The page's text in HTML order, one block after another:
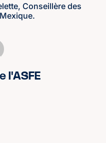
Conseillère des
l'ASFE